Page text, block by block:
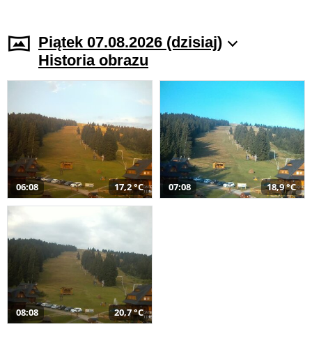
Piątek 07.08.2026 (dzisiaj)
Historia obrazu
06:08 17,2 °C 07:08 18,9 °C
08:08 20,7 °C